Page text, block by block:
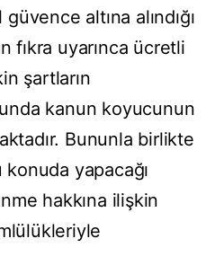
altına alındığı
fıkra uyarınca ücretli
şartların
kanun koyucunun
Bununla birlikte
yapacağı
hakkına ilişkin